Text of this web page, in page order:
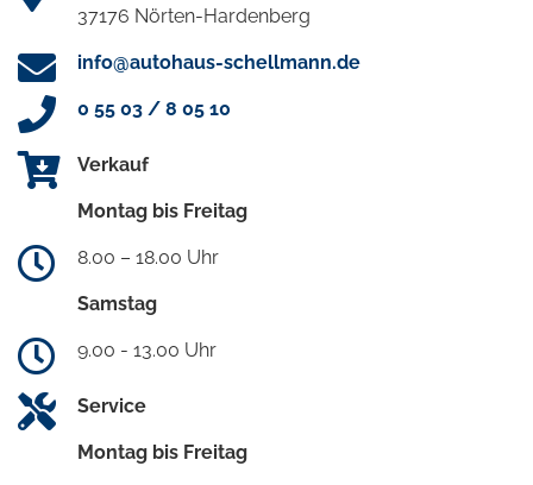
37176 Nörten-Hardenberg
info@autohaus-schellmann.de
0 55 03 / 8 05 10
Verkauf
Montag bis Freitag
8.00 – 18.00 Uhr
Samstag
9.00 - 13.00 Uhr
Service
Montag bis Freitag